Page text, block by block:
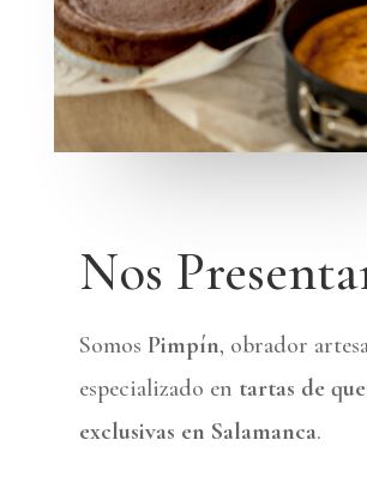
Nos
Somos Pimpín, obrador
especializado en tartas de
exclusivas en Salamanca.